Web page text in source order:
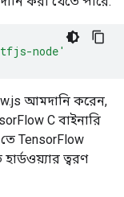
tfjs-node'
আমদানি করেন,
C বাইনারি
তে TensorFlow
ত্বরণ